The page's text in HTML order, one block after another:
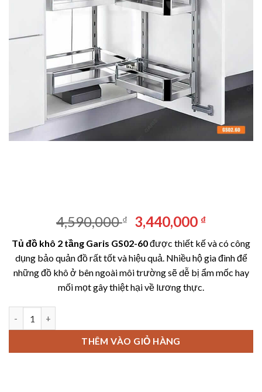
4,590,000₫
Giá
gốc
là:
4,590,000 ₫.
3,440,000 ₫Giá
hiện
tại
là:
Tủ đồ khô 2 tầng Garis GS02-60được thiết kế và có công
dụng bảo quản đồ rất tốt và hiệu quả. Nhiều hộ gia đình để
những đồ khô ở bên ngoài môi trường sẽ dễ bị ẩm mốc hay
mối mọt gây thiệt hại về lương thực.
THÊM VÀO GIỎ HÀNG